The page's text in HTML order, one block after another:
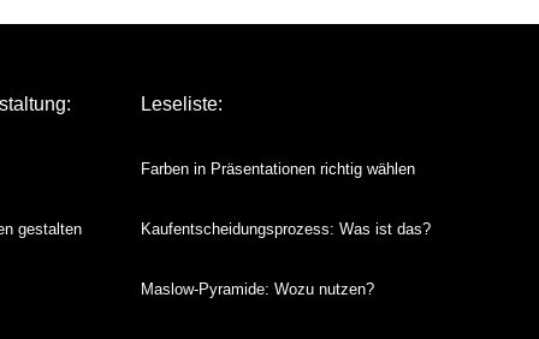
gestalten
Leseliste:
Farben in Präsentationen richtig wählen
Kaufentscheidungsprozess: Was ist das?
Maslow-Pyramide: Wozu nutzen?